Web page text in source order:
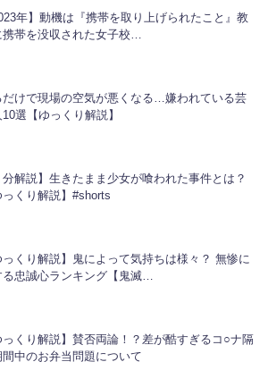
年】動機は『携帯を取り上げられたこと』教
携帯を没収された女子校…
だけで現場の空気が悪くなる…嫌われている芸
選【ゆっくり解説】
分解説】生きたまま少女が喰われた事件とは？
っくり解説】#shorts
っくり解説】鬼によって気持ちは様々？ 無惨に
る忠誠心ランキング【鬼滅…
っくり解説】賛否両論！？差が酷すぎるコ○ナ隔
間中のお弁当問題について